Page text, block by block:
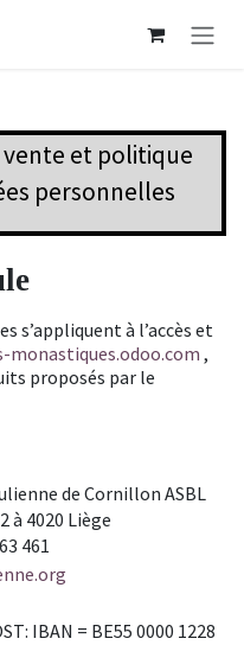
et politique
personnelles
s’appliquent à l’accès et
,
proposés par le
de Cornillon ASBL
à 4020 Liège
461
IBAN = BE55 0000 1228